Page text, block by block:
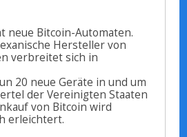
neue Bitcoin-Automaten.
Hersteller von
verbreitet sich in
20 neue Geräte in und um
der Vereinigten Staaten
von Bitcoin wird
erleichtert.